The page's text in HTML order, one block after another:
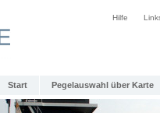
Hilfe
Start Pegelauswahl über Karte